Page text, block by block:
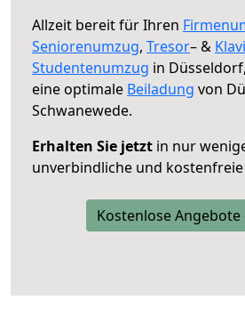
Allzeit bereit für Ihren
Seniorenumzug, Tresor– &
Studentenumzug in Düsseldorf,
eine optimale Beiladung von
Schwanewede.
Erhalten Sie jetzt in nur
unverbindliche und
Kostenlose